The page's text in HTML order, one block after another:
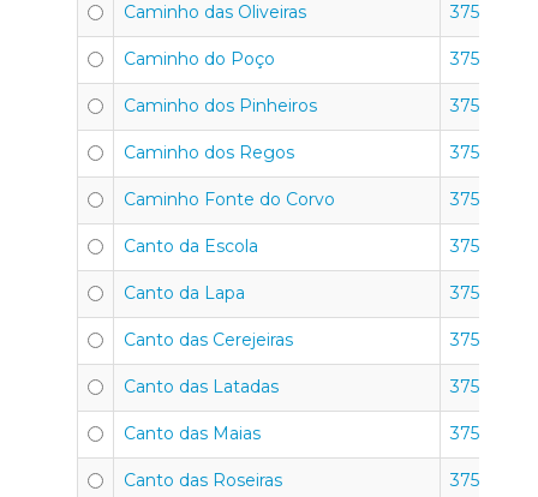
Caminho das Oliveiras 3750-351
Caminho do Poço 3750-351
Caminho dos Pinheiros 3750-351
Caminho dos Regos 3750-351
Caminho Fonte do Corvo 3750-351
Canto da Escola 3750-351
Canto da Lapa 3750-351
Canto das Cerejeiras 3750-351
Canto das Latadas 3750-351
Canto das Maias 3750-351
Canto das Roseiras 3750-351